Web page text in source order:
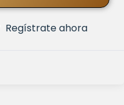
Regístrate ahora